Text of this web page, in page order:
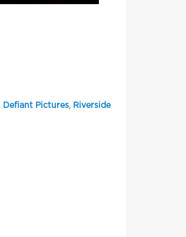
Defiant Pictures,
Riverside